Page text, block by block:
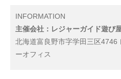
INFORMATION
主催会社：レジャーガイド遊び
北海道富良野市字学田三区4746
ーオフィス